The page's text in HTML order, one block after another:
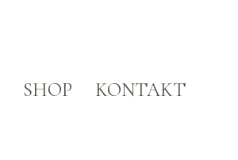
SHOP KONTAKT